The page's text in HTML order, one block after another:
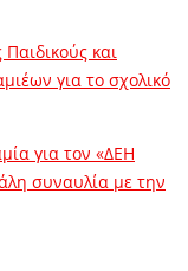
και
για το σχολικό
για τον «ΔΕΗ
συναυλία με την